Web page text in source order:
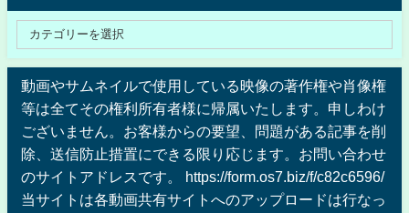
動画やサムネイルで使用している映像の著作権や肖像権
等は全てその権利所有者様に帰属いたします。申しわけ
ございません。お客様からの要望、問題がある記事を削
除、送信防止措置にできる限り応じます。お問い合わせ
のサイトアドレスです。 https://form.os7.biz/f/c82c6596/
当サイトは各動画共有サイトへのアップロードは行なっ